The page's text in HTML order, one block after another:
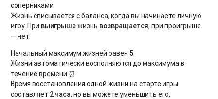
соперниками.
Жизнь списывается с баланса, когда вы начинаете личную
игру. При выигрышежизнь возвращается, при проигрыше
— нет.
Начальный максимум жизней равен 5.
Жизни автоматически восполняются до максимума в
течение времени ⏰
Время восстановления одной жизни на старте игры
составляет 2 часа, но вы можете уменьшить его,